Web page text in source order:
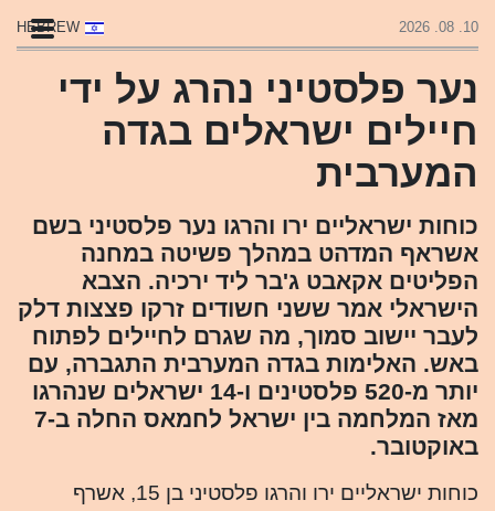
10. 08. 2026
HEBREW
נער פלסטיני נהרג על ידי
חיילים ישראלים בגדה
המערבית
כוחות ישראליים ירו והרגו נער פלסטיני בשם
אשראף המדהט במהלך פשיטה במחנה
הפליטים אקאבט ג'בר ליד ירכיה. הצבא
הישראלי אמר ששני חשודים זרקו פצצות דלק
לעבר יישוב סמוך, מה שגרם לחיילים לפתוח
באש. האלימות בגדה המערבית התגברה, עם
יותר מ-520 פלסטינים ו-14 ישראלים שנהרגו
מאז המלחמה בין ישראל לחמאס החלה ב-7
באוקטובר.
כוחות ישראליים ירו והרגו פלסטיני בן 15, אשרף